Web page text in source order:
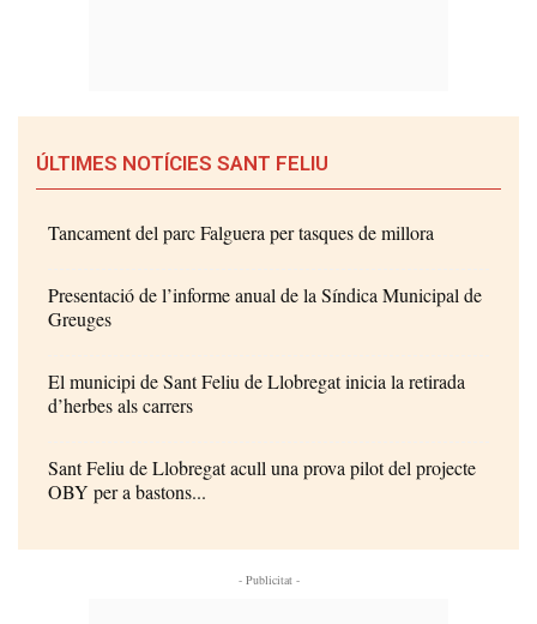
ÚLTIMES NOTÍCIES SANT FELIU
Tancament del parc Falguera per tasques de millora
Presentació de l’informe anual de la Síndica Municipal de
Greuges
El municipi de Sant Feliu de Llobregat inicia la retirada
d’herbes als carrers
Sant Feliu de Llobregat acull una prova pilot del projecte
OBY per a bastons...
- Publicitat -